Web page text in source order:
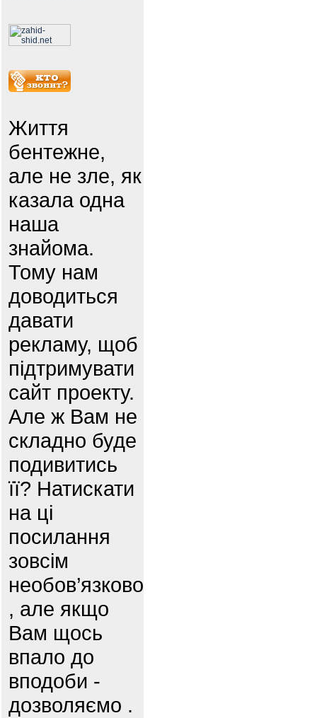
Життя
бентежне,
але не зле, як
казала одна
наша
знайома.
Тому нам
доводиться
давати
рекламу, щоб
підтримувати
сайт проекту.
Але ж Вам не
складно буде
подивитись
її? Натискати
на ці
посилання
зовсім
необов’язково
, але якщо
Вам щось
впало до
вподоби -
дозволяємо .